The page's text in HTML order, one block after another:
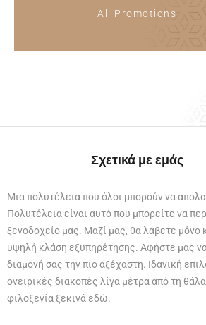
All Promotions
Σχετικά με εμάς
Μια πολυτέλεια που όλοι μπορούν να
Πολυτέλεια είναι αυτό που μπορείτε να
ξενοδοχείο μας. Μαζί μας, θα λάβετε μόνο
υψηλή κλάση εξυπηρέτησης. Αφήστε μας
διαμονή σας την πιο αξέχαστη. Ιδανική
ονειρικές διακοπές λίγα μέτρα από τη
φιλοξενία ξεκινά εδώ.